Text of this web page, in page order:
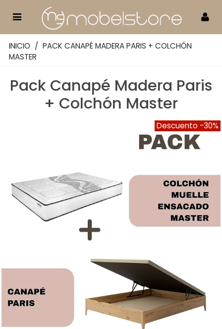
INICIO / PACK CANAPÉ MADERA PARIS + COLCHÓN
MASTER
Pack Canapé Madera Paris
+ Colchón Master
Descuento -30%